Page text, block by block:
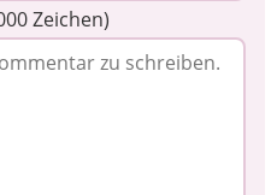
Zeichen)